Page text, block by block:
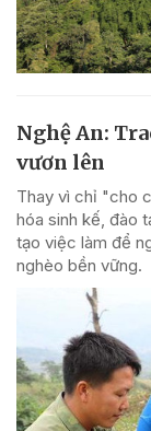
Nghệ An:
vươn lên
Thay vì chỉ "cho
hóa sinh kế, đào
tạo việc làm để
nghèo bền vững.